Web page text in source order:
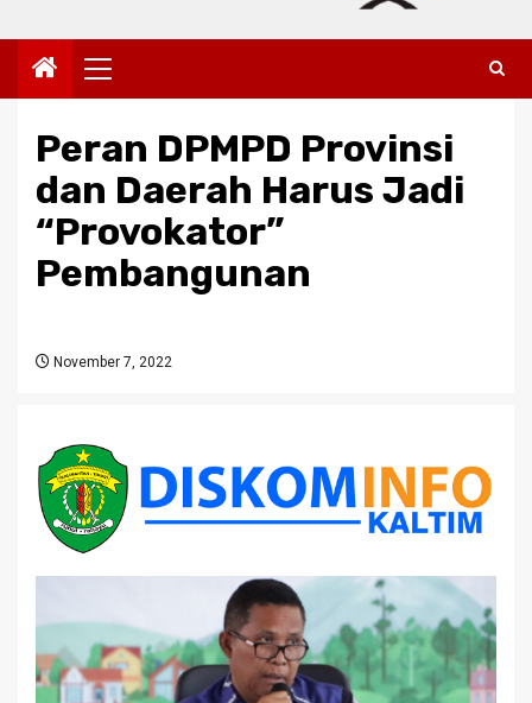
Primary
Menu
Peran DPMPD Provinsi
dan Daerah Harus Jadi
“Provokator”
Pembangunan
November 7, 2022